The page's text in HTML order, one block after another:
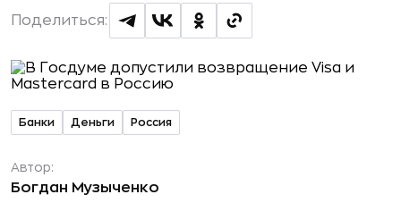
Поделиться:
Банки Деньги Россия
Автор:
Богдан Музыченко